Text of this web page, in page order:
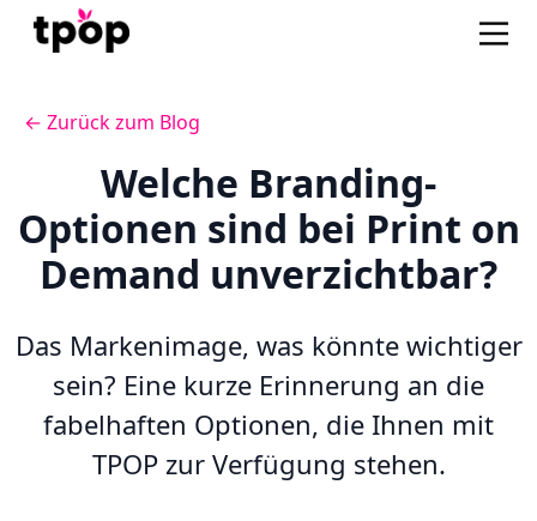
← Zurück zum Blog
Welche Branding-
Optionen sind bei Print on
Demand unverzichtbar?
Das Markenimage, was könnte wichtiger
sein? Eine kurze Erinnerung an die
fabelhaften Optionen, die Ihnen mit
TPOP zur Verfügung stehen.